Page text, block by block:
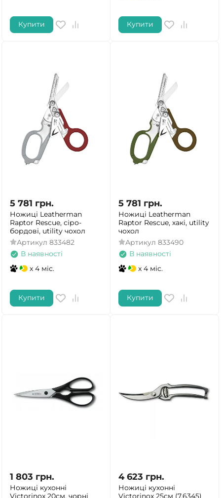
Купити Купити
5 781 грн.
Ножиці Leatherman
Raptor Rescue, сіро-
бордові, utility чохол
Артикул 833482
В наявності
x 4 міс.
Купити
5 781 грн.
Ножиці Leatherman
Raptor Rescue, хакі, utility
чохол
Артикул 833490
В наявності
x 4 міс.
Купити
1 803 грн.
Ножиці кухонні
Victorinox 20см, чорні
4 623 грн.
Ножиці кухонні
Victorinox 25см (7.6345)